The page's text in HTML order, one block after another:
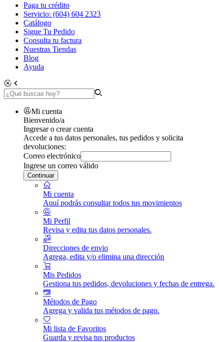
Paga tu crédito
Servicio: (604) 604 2323
Catálogo
Sigue Tu Pedido
Consulta tu factura
Nuestras Tiendas
Blog
Ayuda
Mi cuenta
Bienvenido/a
Ingresar o crear cuenta
Accede a tus datos personales, tus pedidos y solicita
devoluciones:
Correo electrónico
Ingrese un correo válido
Continuar
Mi cuenta
Aquí podrás consultar todos tus movimientos
Mi Perfil
Revisa y edita tus datos personales.
Direcciones de envio
Agrega, edita y/o elimina una dirección
Mis Pedidos
Gestiona tus pedidos, devoluciones y fechas de entrega.
Métodos de Pago
Agrega y valida tus métodos de pago.
Mi lista de Favoritos
Guarda y revisa tus productos